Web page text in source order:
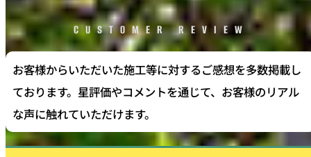
CUSTOMER REVIEW
お客様からいただいた施工等に対するご感想を多数掲載し
ております。星評価やコメントを通じて、お客様のリアル
な声に触れていただけます。